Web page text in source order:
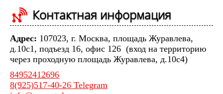
Контактная информация
Адрес: 107023, г. Москва, площадь Журавлева,
д.10с1, подъезд 16, офис 126 (вход на территорию
через проходную площадь Журавлева, д.10с4)
84952412696
8(925)517-40-26 Telegram